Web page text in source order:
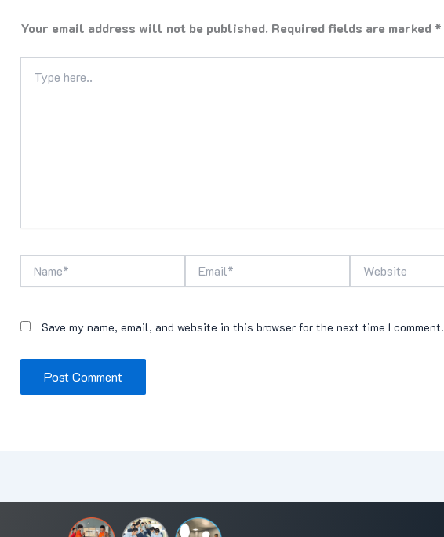
Your email address will not be published. Required fields are marked *
here..
Save my name, email, and website in this browser for the next time I comment.